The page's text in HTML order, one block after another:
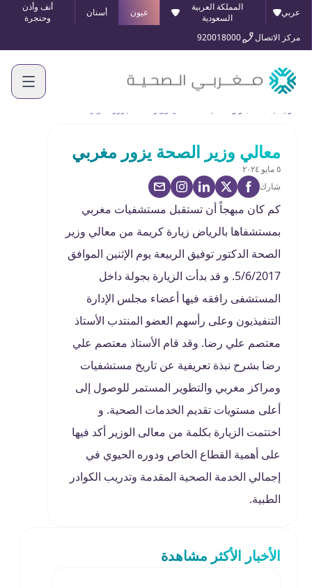
عربي
المملكة العربية
السعودية
عيون أسنان
أنف وأذن
وحنجرة
مركز الاتصال
920018000
معالي وزير الصحة يزور مغربي
٥ مايو ٢٠٢٤
شارك
كم كان مبهجاً أن تستقبل مستشفيات مغربي
بمستشفاها بالرياض زيارة كريمة من معالي وزير
الصحة الدكتور توفيق الربيعة يوم الإثنين الموافق
5/6/2017. و قد بدأت الزيارة بجولة داخل
المستشفى رافقه فيها أعضاء مجلس الإدارة
التنفيذيون وعلى رأسهم العضو المنتدب الأستاذ
معتصم علي رضا. وقد قام الأستاذ معتصم علي
رضا بشرح نبذة تعريفية عن تاريخ مستشفيات
ومراكز مغربي والتطوير المستمر للوصول إلى
أعلى مستويات تقديم الخدمات الصحية. و
اختتمت الزيارة بكلمة من معالى الوزير أكد فيها
على أهمية القطاع الخاص ودوره الحيوي في
إجمالي الخدمة الصحية المقدمة وتدريب الكوادر
الطبية.
الأخبار الأكثر مشاهدة